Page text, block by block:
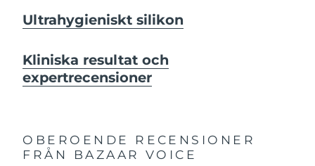
Ultrahygieniskt silikon
Kliniska resultat och
expertrecensioner
OBEROENDE RECENSIONER
FRÅN BAZAAR VOICE